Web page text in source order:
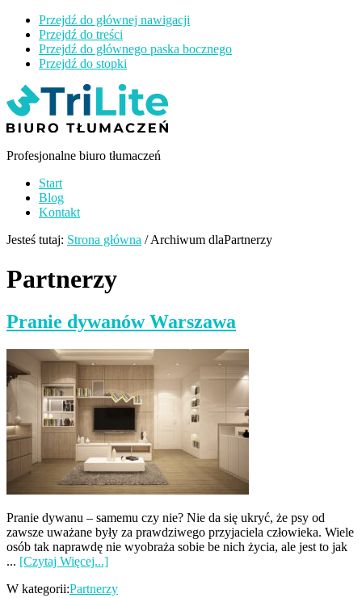
Przejdź do głównej nawigacji
Przejdź do treści
Przejdź do głównego paska bocznego
Przejdź do stopki
Lite
Profesjonalne biuro tłumaczeń
Start
Blog
Kontakt
Jesteś tutaj: Strona główna /Archiwum dlaPartnerzy
Partnerzy
Pranie dywanów Warszawa
Pranie dywanu – samemu czy nie? Nie da się ukryć, że psy od
zawsze uważane były za prawdziwego przyjaciela człowieka. Wiele
osób tak naprawdę nie wyobraża sobie be nich życia, ale jest to jak
... [Czytaj Więcej...]
W kategorii:Partnerzy